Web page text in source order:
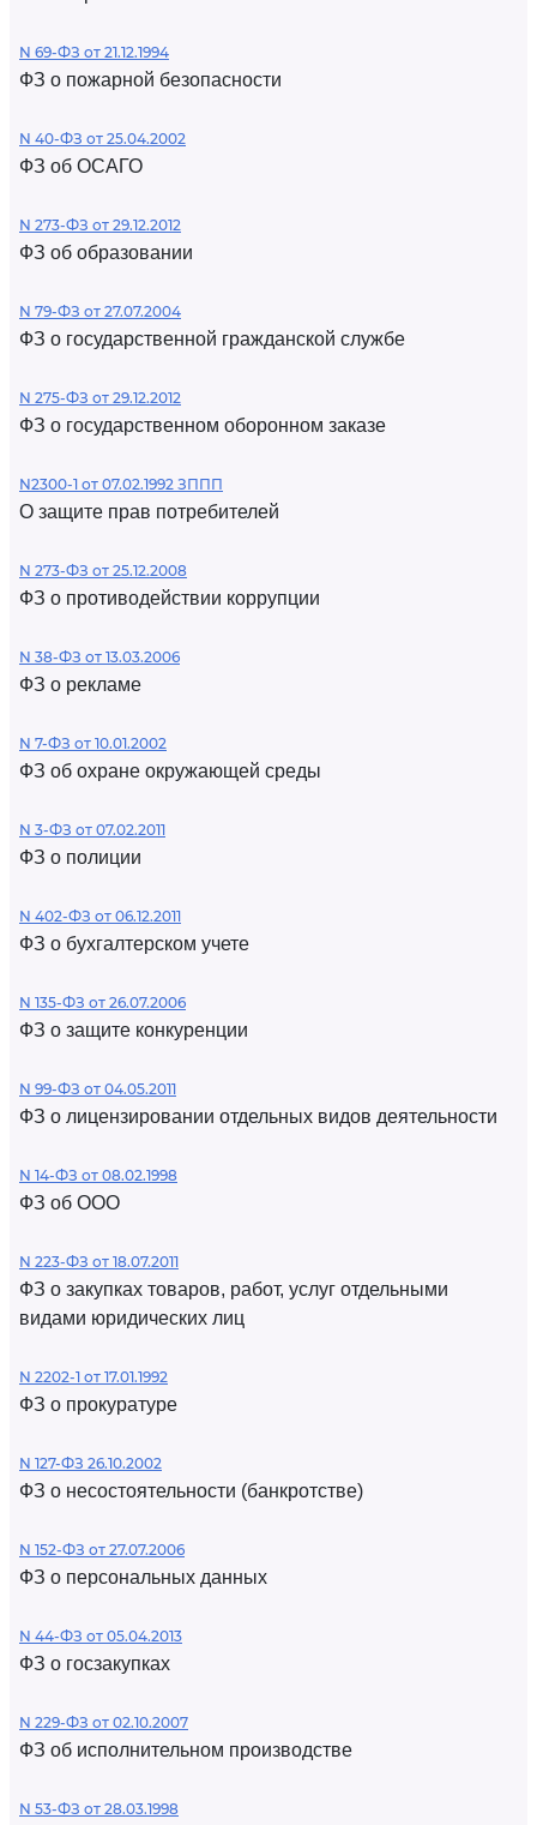
N 69-ФЗ от 21.12.1994
ФЗ о пожарной безопасности
N 40-ФЗ от 25.04.2002
ФЗ об ОСАГО
N 273-ФЗ от 29.12.2012
ФЗ об образовании
N 79-ФЗ от 27.07.2004
ФЗ о государственной гражданской службе
N 275-ФЗ от 29.12.2012
ФЗ о государственном оборонном заказе
N2300-1 от 07.02.1992 ЗППП
О защите прав потребителей
N 273-ФЗ от 25.12.2008
ФЗ о противодействии коррупции
N 38-ФЗ от 13.03.2006
ФЗ о рекламе
N 7-ФЗ от 10.01.2002
ФЗ об охране окружающей среды
N 3-ФЗ от 07.02.2011
ФЗ о полиции
N 402-ФЗ от 06.12.2011
ФЗ о бухгалтерском учете
N 135-ФЗ от 26.07.2006
ФЗ о защите конкуренции
N 99-ФЗ от 04.05.2011
ФЗ о лицензировании отдельных видов деятельности
N 14-ФЗ от 08.02.1998
ФЗ об ООО
N 223-ФЗ от 18.07.2011
ФЗ о закупках товаров, работ, услуг отдельными
видами юридических лиц
N 2202-1 от 17.01.1992
ФЗ о прокуратуре
N 127-ФЗ 26.10.2002
ФЗ о несостоятельности (банкротстве)
N 152-ФЗ от 27.07.2006
ФЗ о персональных данных
N 44-ФЗ от 05.04.2013
ФЗ о госзакупках
N 229-ФЗ от 02.10.2007
ФЗ об исполнительном производстве
N 53-ФЗ от 28.03.1998